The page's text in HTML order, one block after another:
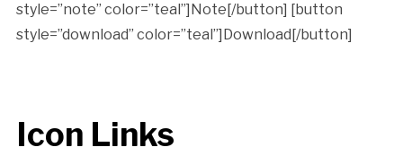
style=”note” color=”teal”]Note[/button] [button
style=”download” color=”teal”]Download[/button]
Icon Links